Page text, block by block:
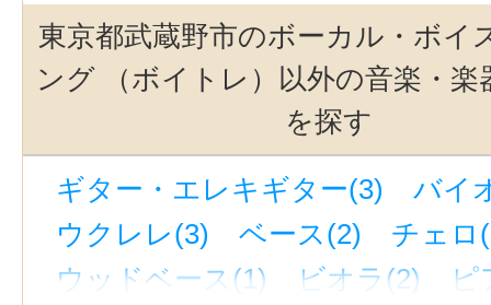
西太子堂駅(3)
銀座駅(3)
奥沢
下北沢駅(3)
京成上野駅(3)
若
緑が丘駅(東京
池ノ上駅(3)
中目黒駅(3)
九品
東北沢駅(3)
町田駅(3)
三軒茶
世田谷代田駅(3)
立川駅(3)
駒
有楽町駅(3)
自由が丘駅(東京)(3)
東京都武蔵野市のボーカル・ボイ
ング （ボイトレ）以外の音楽・楽
を探す
ギター・エレキギター(3)
バイ
ウクレレ(3)
ベース(2)
チェロ
ウッドベース(1)
ビオラ(2)
ピ